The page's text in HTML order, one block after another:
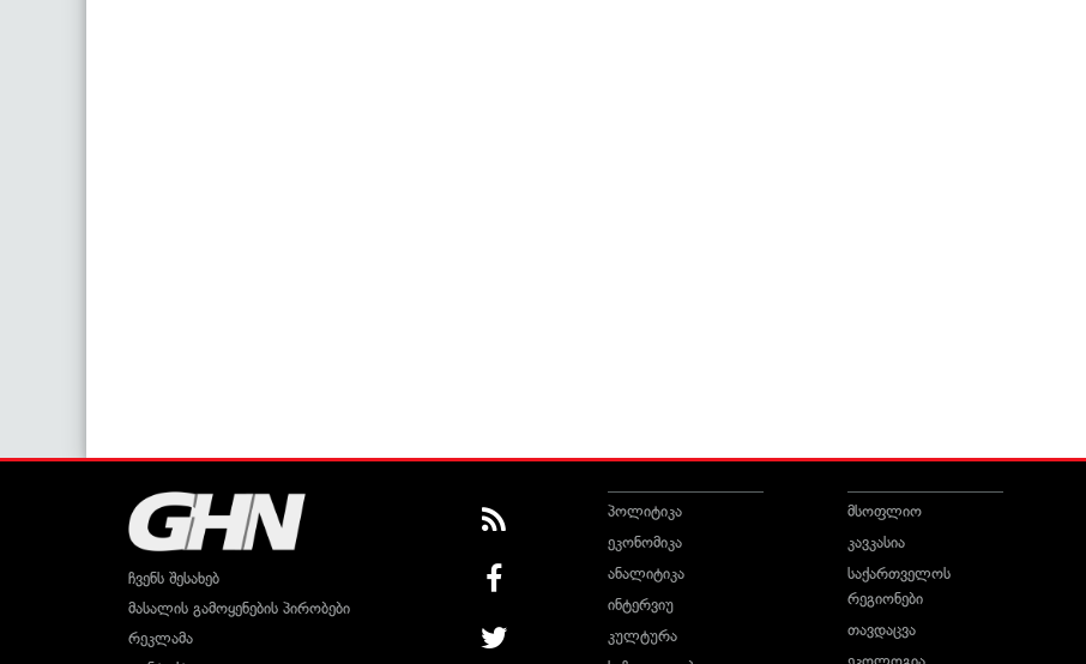
ჩვენს შესახებ
მასალის გამოყენების პირობები
რეკლამა
პოლიტიკა
ეკონომიკა
ანალიტიკა
ინტერვიუ
კულტურა
მსოფლიო
კავკასია
საქართველოს
რეგიონები
თავდაცვა